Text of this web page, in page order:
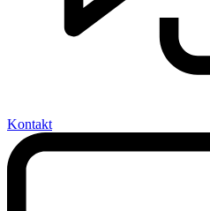
Kontakt